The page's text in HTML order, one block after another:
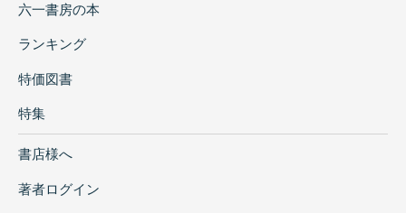
六一書房の本
ランキング
特価図書
特集
書店様へ
著者ログイン